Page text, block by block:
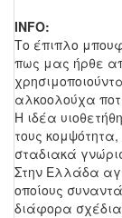
INFO:
Το έπιπλο
πως μας ήρθε
αλκοολούχα
Η ιδέα
τους
σταδιακά
Στην Ελλάδα
οποίους
διάφορα